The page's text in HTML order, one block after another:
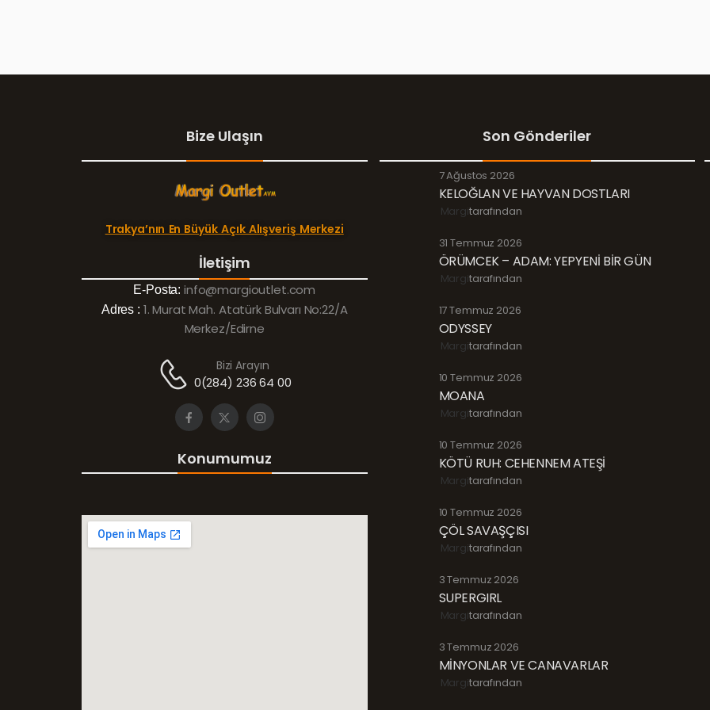
Bize Ulaşın
Trakya’nın En Büyük Açık Alışveriş Merkezi
İletişim
E-Posta: info@margioutlet.com
Adres : 1. Murat Mah. Atatürk Bulvarı No:22/A
Merkez/Edirne
Bizi Arayın
0(284) 236 64 00
Konumumuz
Son Gönderiler
7 Ağustos 2026
KELOĞLAN VE HAYVAN DOSTLARI
Margitarafından
31 Temmuz 2026
ÖRÜMCEK – ADAM: YEPYENİ BİR GÜN
Margitarafından
17 Temmuz 2026
ODYSSEY
Margitarafından
10 Temmuz 2026
MOANA
Margitarafından
10 Temmuz 2026
KÖTÜ RUH: CEHENNEM ATEŞİ
Margitarafından
10 Temmuz 2026
ÇÖL SAVAŞÇISI
Margitarafından
3 Temmuz 2026
SUPERGIRL
Margitarafından
3 Temmuz 2026
MİNYONLAR VE CANAVARLAR
Margitarafından